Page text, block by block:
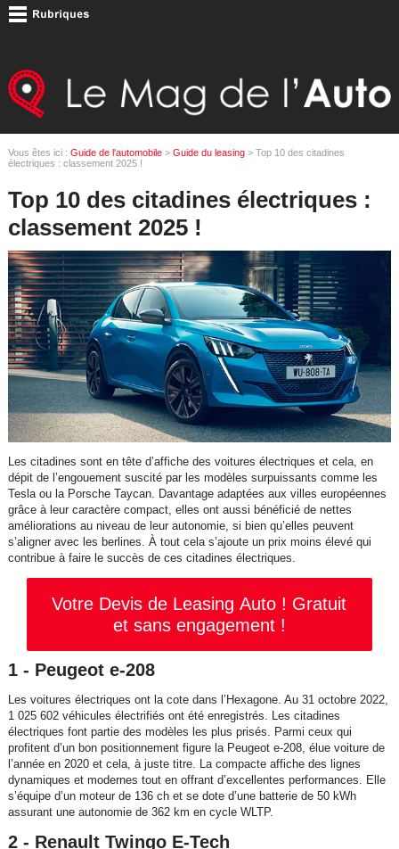
Vous êtes ici : Guide de l'automobile> Guide du leasing> Top 10 des citadines
électriques : classement 2025 !
Top 10 des citadines électriques :
classement 2025 !
Les citadines sont en tête d’affiche des voitures électriques et cela, en
dépit de l’engouement suscité par les modèles surpuissants comme les
Tesla ou la Porsche Taycan. Davantage adaptées aux villes européennes
grâce à leur caractère compact, elles ont aussi bénéficié de nettes
améliorations au niveau de leur autonomie, si bien qu’elles peuvent
s’aligner avec les berlines. À tout cela s’ajoute un prix moins élevé qui
contribue à faire le succès de ces citadines électriques.
Votre Devis de Leasing Auto ! Gratuit
et sans engagement !
1 - Peugeot e-208
Les voitures électriques ont la cote dans l’Hexagone. Au 31 octobre 2022,
1 025 602 véhicules électrifiés ont été enregistrés. Les citadines
électriques font partie des modèles les plus prisés. Parmi ceux qui
profitent d’un bon positionnement figure la Peugeot e-208, élue voiture de
l’année en 2020 et cela, à juste titre. La compacte affiche des lignes
dynamiques et modernes tout en offrant d’excellentes performances. Elle
s’équipe d’un moteur de 136 ch et se dote d’une batterie de 50 kWh
assurant une autonomie de 362 km en cycle WLTP.
2 - Renault Twingo E-Tech